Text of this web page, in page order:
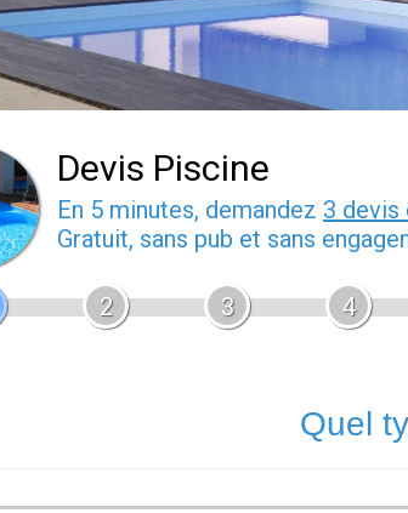
Devis Piscine
En 5 minutes, demandez 3
Gratuit, sans pub et sans
2 3 4
Quel